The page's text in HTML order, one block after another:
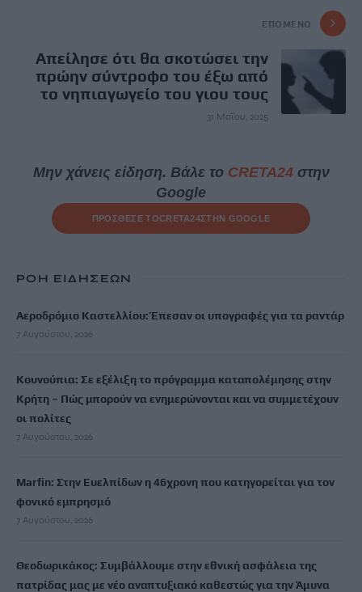
ΕΠΌΜΕΝΟ
Απείλησε ότι θα σκοτώσει την
πρώην σύντροφο του έξω από
το νηπιαγωγείο του γιου τους
31 Μαΐου, 2025
Μην χάνεις είδηση. Βάλε το CRETA24στην
Google
ΠΡΟΣΘΕΣΕ ΤΟCRETA24ΣΤΗΝ GOOGLE
ΡΟΗ ΕΙΔΗΣΕΩΝ
Αεροδρόμιο Καστελλίου: Έπεσαν οι υπογραφές για τα ραντάρ
7 Αυγούστου, 2026
Κουνούπια: Σε εξέλιξη το πρόγραμμα καταπολέμησης στην
Κρήτη – Πώς μπορούν να ενημερώνονται και να συμμετέχουν
οι πολίτες
7 Αυγούστου, 2026
Marfin: Στην Ευελπίδων η 46χρονη που κατηγορείται για τον
φονικό εμπρησμό
7 Αυγούστου, 2026
Θεοδωρικάκος: Συμβάλλουμε στην εθνική ασφάλεια της
πατρίδας μας με νέο αναπτυξιακό καθεστώς για την Άμυνα